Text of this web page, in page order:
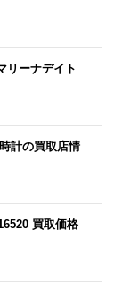
リーナデイト
計の買取店情
買取価格